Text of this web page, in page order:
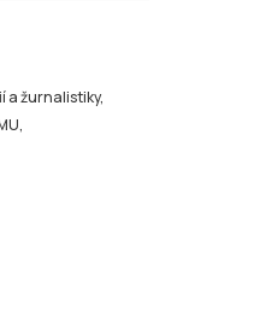
a žurnalistiky,